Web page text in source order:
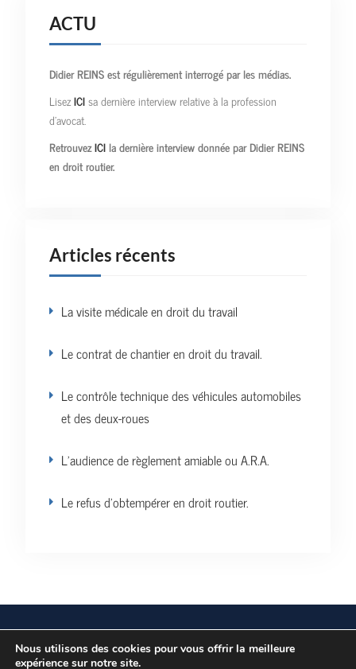
ACTU
Didier REINS est régulièrement interrogé par les médias.
LisezICIsa dernière interview relative à la profession
d’avocat.
RetrouvezICIla dernière interview donnée par Didier REINS
en droit routier.
Articles récents
La visite médicale en droit du travail
Le contrat de chantier en droit du travail.
Le contrôle technique des véhicules automobiles
et des deux-roues
L’audience de règlement amiable ou A.R.A.
Le refus d’obtempérer en droit routier.
Vos données personnelles Politique de confidentialité
Nous utilisons des cookies pour vous offrir la meilleure
expérience sur notre site.